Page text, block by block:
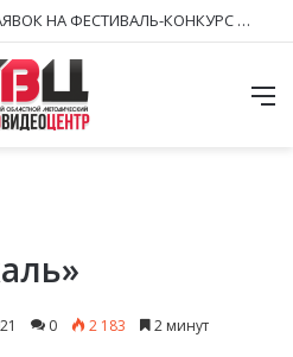
ЗАВЕРШИЛСЯ ПРИЁМ ЗАЯВОК НА ФЕСТИВАЛЬ-КОНКУРС «КИНОВЕРТИКАЛЬ 2026»
0 2 183 2 минут